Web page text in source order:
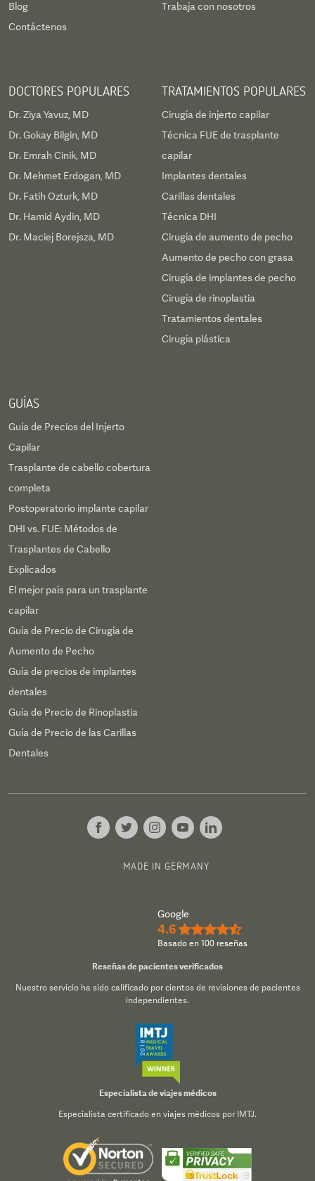
Blog
Contáctenos
Trabaja con nosotros
DOCTORES POPULARES
Dr. Ziya Yavuz, MD
Dr. Gokay Bilgin, MD
Dr. Emrah Cinik, MD
Dr. Mehmet Erdogan, MD
Dr. Fatih Ozturk, MD
Dr. Hamid Aydin, MD
Dr. Maciej Borejsza, MD
TRATAMIENTOS POPULARES
Cirugía de injerto capilar
Técnica FUE de trasplante
capilar
Implantes dentales
Carillas dentales
Técnica DHI
Cirugía de aumento de pecho
Aumento de pecho con grasa
Cirugía de implantes de pecho
Cirugía de rinoplastia
Tratamientos dentales
Cirugía plástica
GUÍAS
Guía de Precios del Injerto
Capilar
Trasplante de cabello cobertura
completa
Postoperatorio implante capilar
DHI vs. FUE: Métodos de
Trasplantes de Cabello
Explicados
El mejor país para un trasplante
capilar
Guía de Precio de Cirugía de
Aumento de Pecho
Guía de precios de implantes
dentales
Guía de Precio de Rinoplastia
Guía de Precio de las Carillas
Dentales
MADE IN GERMANY
Google
4.6 ★★★★½
Basado en 100 reseñas
Reseñas de pacientes verificados
Nuestro servicio ha sido calificado por cientos de revisiones de pacientes
independientes.
Especialista de viajes médicos
Especialista certificado en viajes médicos por IMTJ.